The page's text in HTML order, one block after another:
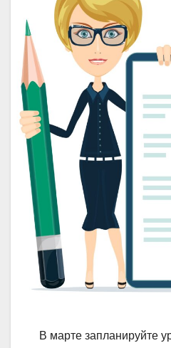
В марте запланируйте